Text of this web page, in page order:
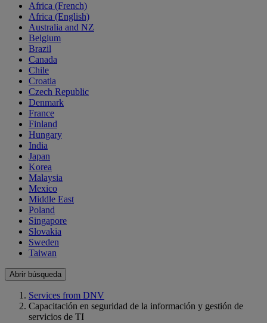
Africa (French)
Africa (English)
Australia and NZ
Belgium
Brazil
Canada
Chile
Croatia
Czech Republic
Denmark
France
Finland
Hungary
India
Japan
Korea
Malaysia
Mexico
Middle East
Poland
Singapore
Slovakia
Sweden
Taiwan
Abrir búsqueda
Services from DNV
Capacitación en seguridad de la información y gestión de
servicios de TI